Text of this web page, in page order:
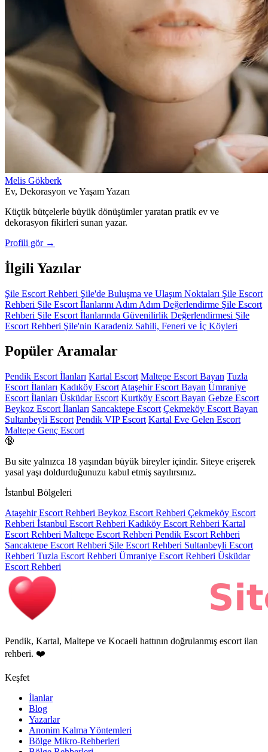
Melis Gökberk
Ev, Dekorasyon ve Yaşam Yazarı
Küçük bütçelerle büyük dönüşümler yaratan pratik ev ve
dekorasyon fikirleri sunan yazar.
Profili gör →
İlgili Yazılar
Şile Escort Rehberi Şile'de Buluşma ve Ulaşım Noktaları Şile Escort
Rehberi Şile Escort İlanlarını Adım Adım Değerlendirme Şile Escort
Rehberi Şile Escort İlanlarında Güvenilirlik Değerlendirmesi Şile
Escort Rehberi Şile'nin Karadeniz Sahili, Feneri ve İç Köyleri
Popüler Aramalar
Pendik Escort İlanları Kartal Escort Maltepe Escort Bayan Tuzla
Escort İlanları Kadıköy Escort Ataşehir Escort Bayan Ümraniye
Escort İlanları Üsküdar Escort Kurtköy Escort Bayan Gebze Escort
Beykoz Escort İlanları Sancaktepe Escort Çekmeköy Escort Bayan
Sultanbeyli Escort Pendik VIP Escort Kartal Eve Gelen Escort
Maltepe Genç Escort
🔞
Bu site yalnızca 18 yaşından büyük bireyler içindir. Siteye erişerek
yasal yaşı doldurduğunuzu kabul etmiş sayılırsınız.
İstanbul Bölgeleri
Ataşehir Escort Rehberi Beykoz Escort Rehberi Çekmeköy Escort
Rehberi İstanbul Escort Rehberi Kadıköy Escort Rehberi Kartal
Escort Rehberi Maltepe Escort Rehberi Pendik Escort Rehberi
Sancaktepe Escort Rehberi Şile Escort Rehberi Sultanbeyli Escort
Rehberi Tuzla Escort Rehberi Ümraniye Escort Rehberi Üsküdar
Escort Rehberi
Pendik, Kartal, Maltepe ve Kocaeli hattının doğrulanmış escort ilan
rehberi. ❤️
Keşfet
İlanlar
Blog
Yazarlar
Anonim Kalma Yöntemleri
Bölge Mikro-Rehberleri